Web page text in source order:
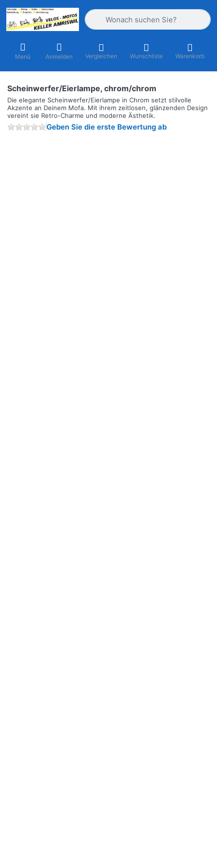
Geben Sie einen Suchbegriff ein.
Menü Anmelden Vergleichen Wunschliste Warenkorb
Scheinwerfer/Eierlampe, chrom/chrom
Die elegante Scheinwerfer/Eierlampe in Chrom setzt stilvolle
Akzente an Deinem Mofa. Mit ihrem zeitlosen, glänzenden Design
vereint sie Retro-Charme und moderne Ästhetik.
Geben Sie die erste Bewertung ab